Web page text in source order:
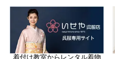
着付け教室からレンタル着物